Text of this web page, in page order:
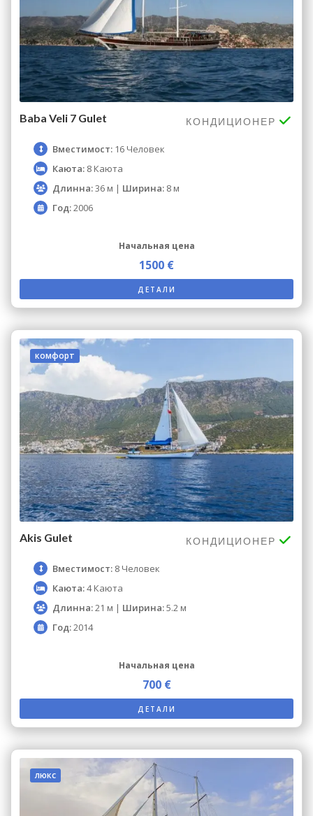
Baba Veli 7 Gulet КОНДИЦИОНЕР
Вместимост: 16 Человек
Каюта: 8 Каюта
Длинна:36 м | Ширина: 8 м
Год:2006
Начальная цена
1500 €
ДЕТАЛИ
комфорт
Akis Gulet КОНДИЦИОНЕР
Вместимост: 8 Человек
Каюта:4 Каюта
Длинна:21 м | Ширина:5.2 м
Год:2014
Начальная цена
700 €
ДЕТАЛИ
люкс